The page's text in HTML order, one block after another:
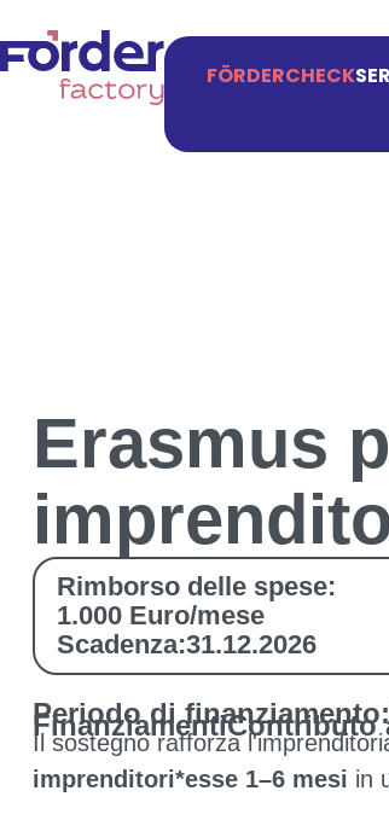
FÖRDERCHECK
Erasmus
Rimborso delle spese:
1.000 Euro/mese
Scadenza:31.12.2026
Periodo di finanziamento:
FinanziamentiContributo
Il sostegno rafforza
imprenditori*esse 1–6 mesi in